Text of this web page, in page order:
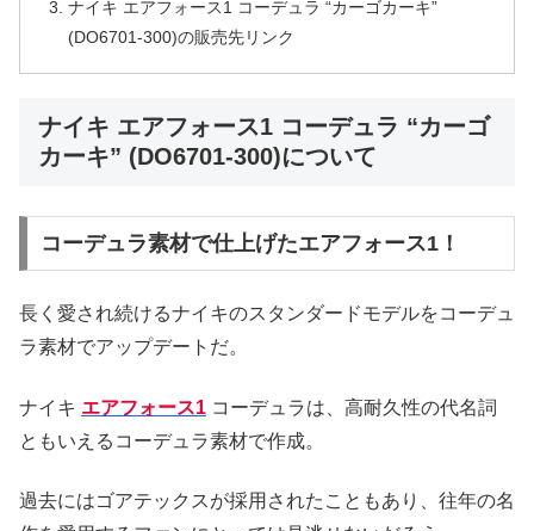
ナイキ エアフォース1 コーデュラ “カーゴカーキ”
(DO6701-300)の販売先リンク
ナイキ エアフォース1 コーデュラ “カーゴ
カーキ” (DO6701-300)について
コーデュラ素材で仕上げたエアフォース1！
長く愛され続けるナイキのスタンダードモデルをコーデュ
ラ素材でアップデートだ。
ナイキ エアフォース1 コーデュラは、高耐久性の代名詞
ともいえるコーデュラ素材で作成。
過去にはゴアテックスが採用されたこともあり、往年の名